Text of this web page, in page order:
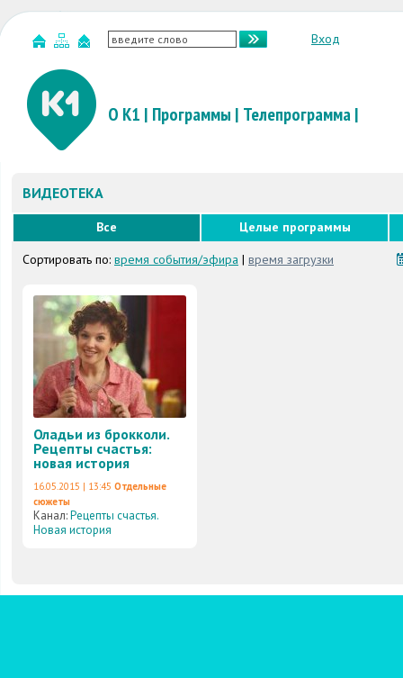
Вход
О К1 | Программы | Телепрограмма|
ВИДЕОТЕКА
Все
Целые программы
Сортировать по: время события/эфира | время загрузки
Оладьи из брокколи.
Рецепты счастья:
новая история
16.05.2015 | 13:45 Отдельные
сюжеты
Канал:Рецепты счастья.
Новая история